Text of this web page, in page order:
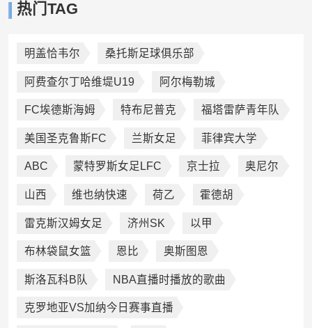
热门TAG
明盖恰韦尔 桑托斯足球俱乐部
阿费查尔丁哈维堤U19 阿尔梅勒城
FC埃德斯海姆 特布尼普克 福塔雷萨青年队
美国圣克鲁斯FC 兰斯女足 菲律宾大学
ABC 蒙特罗斯女足LFC 京士拉 奥尼尔
山西 维也纳快速 荷乙 霍德胡
雷克斯汉姆女足 济州SK 以甲
布林袋鼠女篮 恩比 奥斯图恩
斯洛瓦科B队 NBA直播时播放的歌曲
克罗地亚VS加纳今日赛事直播